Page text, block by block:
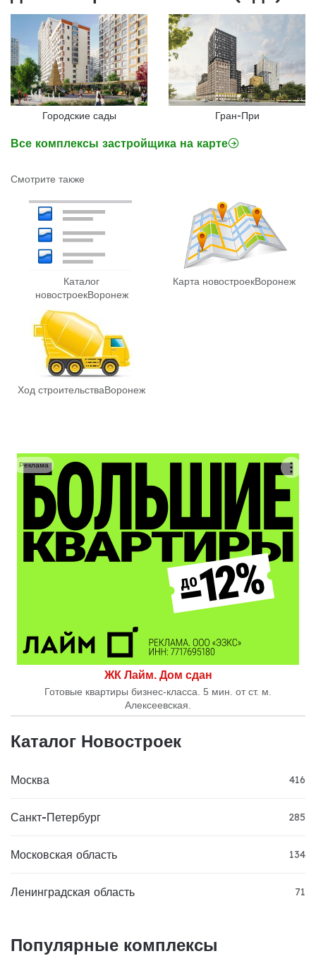
Городские сады Гран-При
Все комплексы застройщика на карте
Смотрите также
Каталог
новостроекВоронеж
Карта новостроекВоронеж
Ход строительстваВоронеж
ЖК Лайм. Дом сдан
Готовые квартиры бизнес-класса. 5 мин. от ст. м.
Алексеевская.
Реклама
Каталог Новостроек
Москва 416
Санкт-Петербург 285
Московская область 134
Ленинградская область 71
Популярные комплексы